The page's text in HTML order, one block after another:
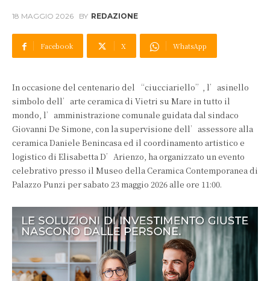
18 MAGGIO 2026 BY REDAZIONE
Facebook X WhatsApp
In occasione del centenario del “ciucciariello”, l’asinello
simbolo dell’arte ceramica di Vietri su Mare in tutto il
mondo, l’amministrazione comunale guidata dal sindaco
Giovanni De Simone, con la supervisione dell’assessore alla
ceramica Daniele Benincasa ed il coordinamento artistico e
logistico di Elisabetta D’Arienzo, ha organizzato un evento
celebrativo presso il Museo della Ceramica Contemporanea di
Palazzo Punzi per sabato 23 maggio 2026 alle ore 11:00.